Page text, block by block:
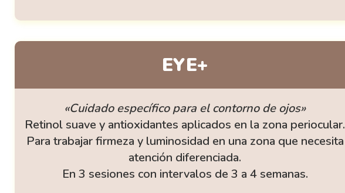
EYE+
«Cuidado específico para el contorno de ojos»
Retinol suave y antioxidantes aplicados en la zona periocular.
Para trabajar firmeza y luminosidad en una zona que necesita
atención diferenciada.
En 3 sesiones con intervalos de 3 a 4 semanas.